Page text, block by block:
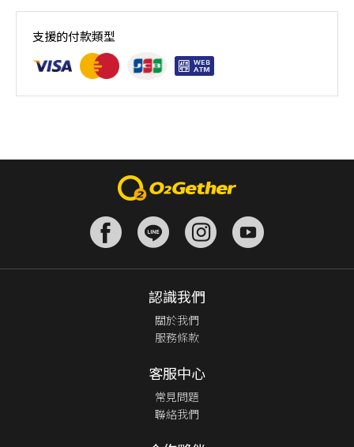
衝浪入門課程 | 2.5小時
支援的付款類型
認識我們
關於我們
服務條款
客服中心
常見問題
聯絡我們